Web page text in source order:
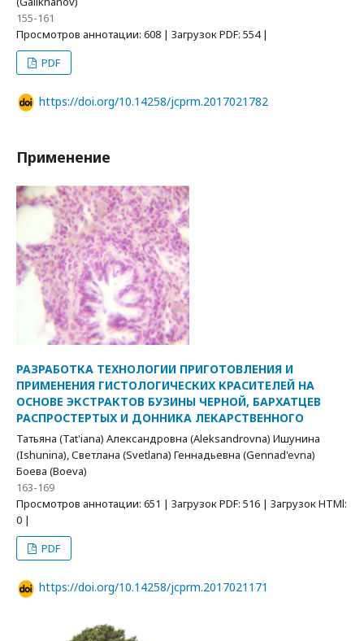
155-161
Просмотров аннотации: 608 | Загрузок PDF: 554 |
PDF
https://doi.org/10.14258/jcprm.2017021782
Применение
РАЗРАБОТКА ТЕХНОЛОГИИ ПРИГОТОВЛЕНИЯ И
ПРИМЕНЕНИЯ ГИСТОЛОГИЧЕСКИХ КРАСИТЕЛЕЙ НА
ОСНОВЕ ЭКСТРАКТОВ БУЗИНЫ ЧЕРНОЙ, БАРХАТЦЕВ
РАСПРОСТЕРТЫХ И ДОННИКА ЛЕКАРСТВЕННОГО
Татьяна (Tat'iana) Александровна (Aleksandrovna) Ишунина
(Ishunina), Светлана (Svetlana) Геннадьевна (Gennad'evna)
Боева (Boeva)
163-169
Просмотров аннотации: 651 | Загрузок PDF: 516 | Загрузок HTMl:
0 |
PDF
https://doi.org/10.14258/jcprm.2017021171